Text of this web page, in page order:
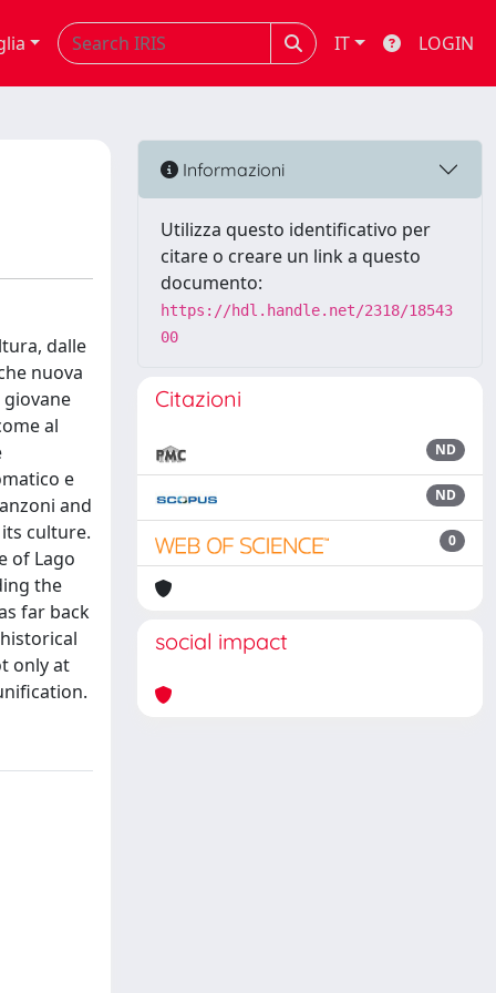
IT LOGIN
dalle
nuova
al
e
and
culture.
of Lago
the
far back
only at
Informazioni
Utilizza questo identificativo per
citare o creare un link a questo
documento:
https://hdl.handle.net/2318/18543
00
Citazioni
ND
ND
0
social impact